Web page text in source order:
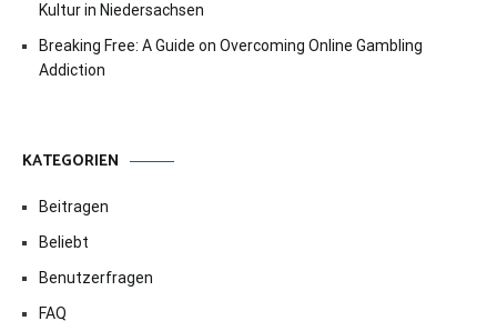
Kultur in Niedersachsen
Breaking Free: A Guide on Overcoming Online Gambling
Addiction
KATEGORIEN
Beitragen
Beliebt
Benutzerfragen
FAQ